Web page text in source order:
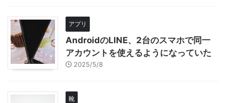
アプリ
AndroidのLINE、2台のスマホで同一
アカウントを使えるようになっていた
2025/5/8
靴